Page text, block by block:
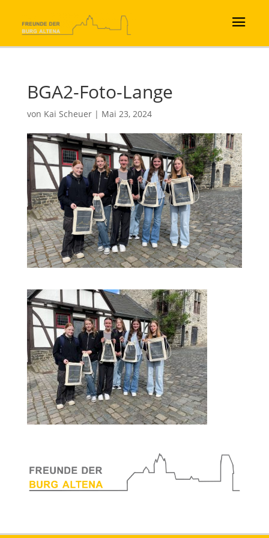
BGA2-Foto-Lange
von Kai Scheuer| Mai 23, 2024